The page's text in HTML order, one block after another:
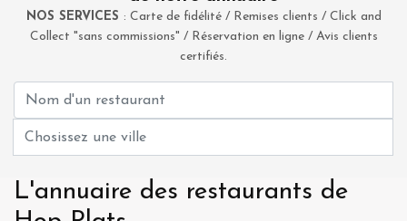
NOS SERVICES : Carte de fidélité / Remises clients / Click and
Collect "sans commissions" / Réservation en ligne / Avis clients
certifiés.
L'annuaire des restaurants de